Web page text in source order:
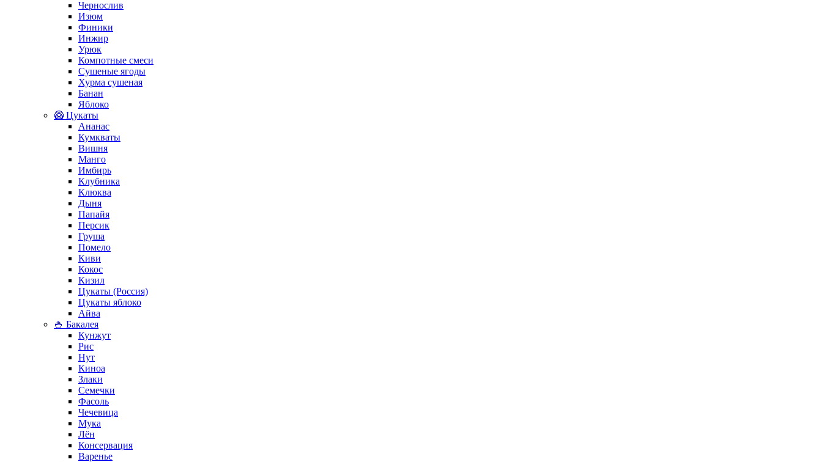
Чернослив
Изюм
Финики
Инжир
Урюк
Компотные смеси
Сушеные ягоды
Хурма сушеная
Банан
Яблоко
🥝 Цукаты
Ананас
Кумкваты
Вишня
Манго
Имбирь
Клубника
Клюква
Дыня
Папайя
Персик
Груша
Помело
Киви
Кокос
Кизил
Цукаты (Россия)
Цукаты яблоко
Айва
🍚 Бакалея
Кунжут
Рис
Нут
Киноа
Злаки
Семечки
Фасоль
Чечевица
Мука
Лён
Консервация
Варенье